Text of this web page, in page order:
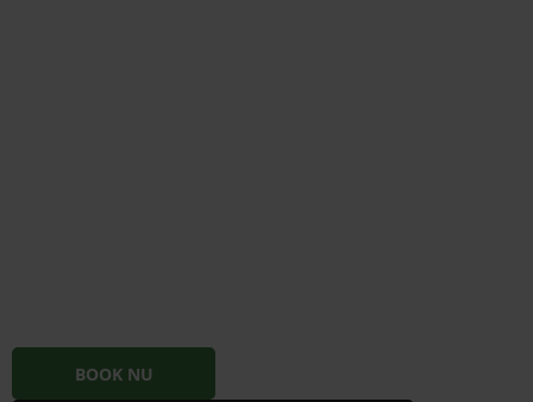
BOOK NU